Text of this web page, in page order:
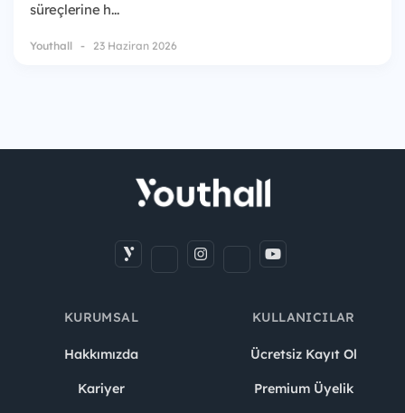
süreçlerine h...
Youthall 23 Haziran 2026
KURUMSAL
Hakkımızda
Kariyer
KULLANICILAR
Ücretsiz Kayıt Ol
Premium Üyelik